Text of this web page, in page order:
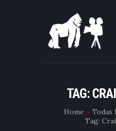
TAG:
Home
Todas
Tag:
ESTRENOS DE
CRÍTICAS
ARTÍCULOS